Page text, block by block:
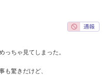
っちゃ見てしまった。
も驚きだけど、